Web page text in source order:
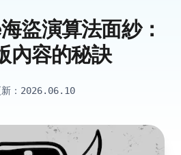
盜演算法面紗：
內容的秘訣
： 2026.06.10